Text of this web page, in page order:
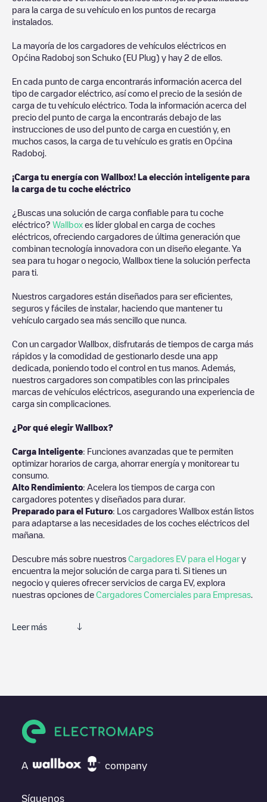
para la carga de su vehículo en los puntos de recarga
instalados.
La mayoría de los cargadores de vehículos eléctricos en
Općina Radoboj son Schuko (EU Plug) y hay 2 de ellos.
En cada punto de carga encontrarás información acerca del
tipo de cargador eléctrico, así como el precio de la sesión de
carga de tu vehículo eléctrico. Toda la información acerca del
precio del punto de carga la encontrarás debajo de las
instrucciones de uso del punto de carga en cuestión y, en
muchos casos, la carga de tu vehículo es gratis en Općina
Radoboj
¡Carga tu energía con Wallbox! La elección inteligente para
la carga de tu coche eléctrico
¿Buscas una solución de carga confiable para tu coche
eléctrico? Wallbox es líder global en carga de coches
eléctricos, ofreciendo cargadores de última generación que
combinan tecnología innovadora con un diseño elegante. Ya
sea para tu hogar o negocio, Wallbox tiene la solución perfecta
para ti.
Nuestros cargadores están diseñados para ser eficientes,
seguros y fáciles de instalar, haciendo que mantener tu
vehículo cargado sea más sencillo que nunca.
Con un cargador Wallbox, disfrutarás de tiempos de carga más
rápidos y la comodidad de gestionarlo desde una app
dedicada, poniendo todo el control en tus manos. Además,
nuestros cargadores son compatibles con las principales
marcas de vehículos eléctricos, asegurando una experiencia de
carga sin complicaciones.
¿Por qué elegir Wallbox?
Carga Inteligente: Funciones avanzadas que te permiten
optimizar horarios de carga, ahorrar energía y monitorear tu
consumo.
Alto Rendimiento: Acelera los tiempos de carga con
cargadores potentes y diseñados para durar.
Preparado para el Futuro: Los cargadores Wallbox están listos
para adaptarse a las necesidades de los coches eléctricos del
mañana.
Descubre más sobre nuestros Cargadores EV para el Hogary
encuentra la mejor solución de carga para ti. Si tienes un
negocio y quieres ofrecer servicios de carga EV, explora
nuestras opciones de Cargadores Comerciales para Empresas
Leer más
información útil para crear la mejor experiencia para los
conductores de vehículos eléctricos.
Las opiniones de los conductores eléctricos son muy
importantes para valorar cuáles son los puntos de carga más
Radobojpor lo que no dudes en dejar tu valoración de cuál fue
A company
Síguenos